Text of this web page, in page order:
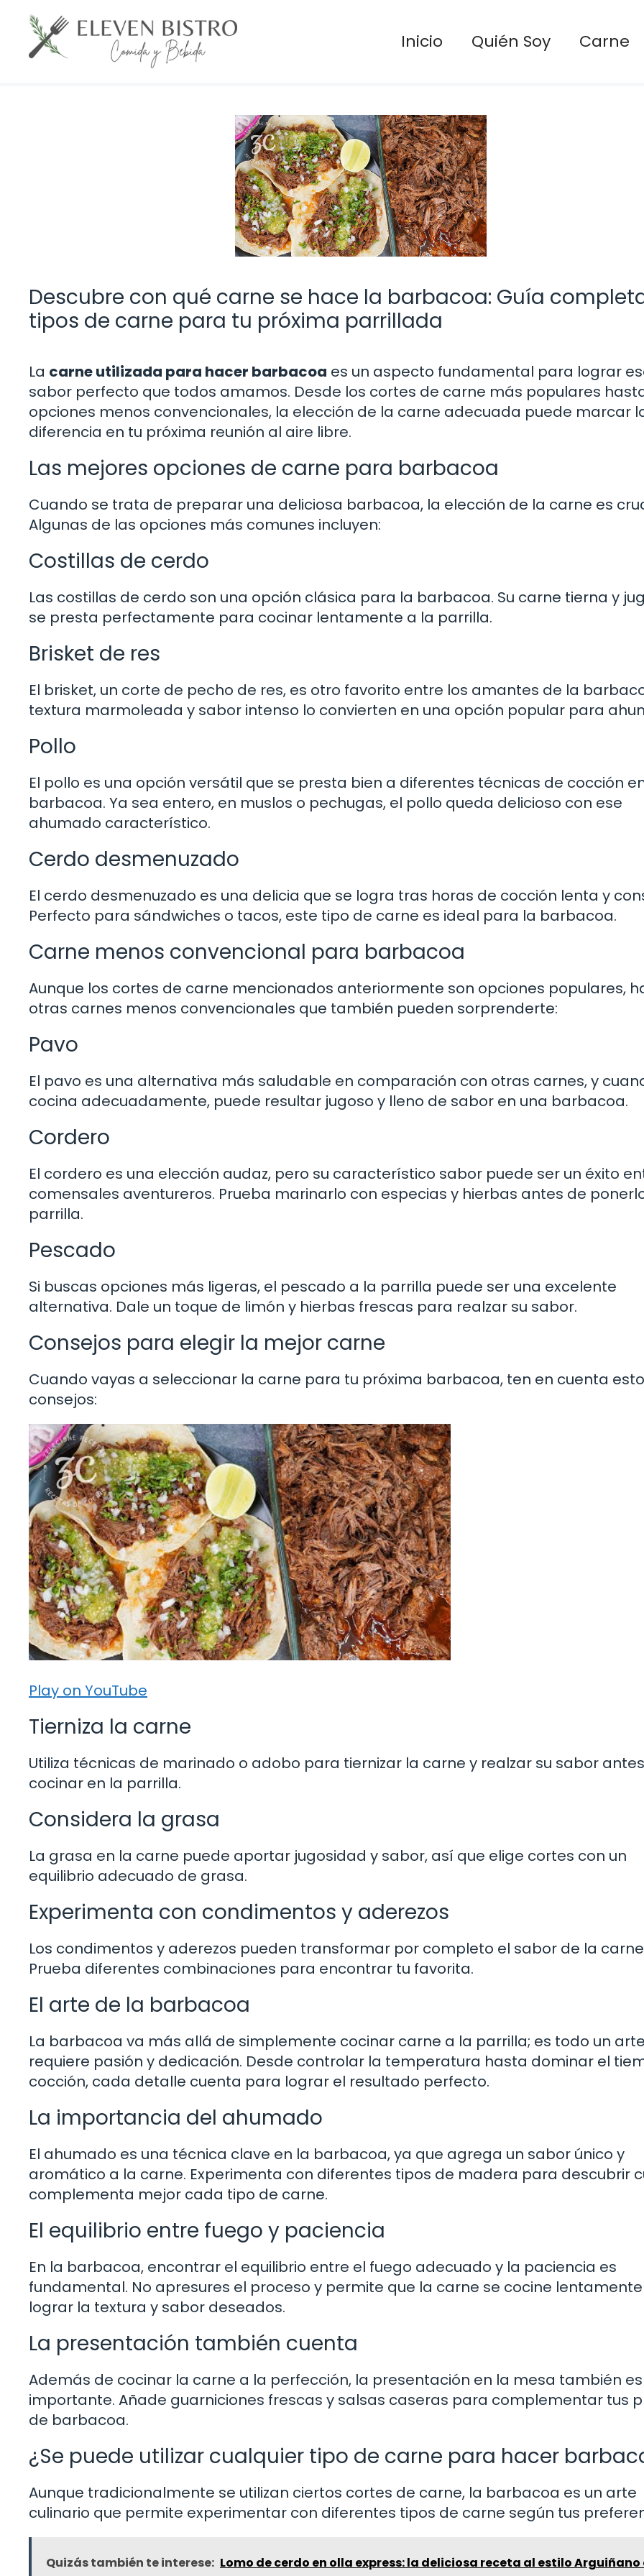
Saltar
contenido
Inicio Quién Soy Carne
Descubre con qué carne se hace la barbacoa: Guía
tipos de carne para tu próxima parrillada
La carne utilizada para hacer barbacoa es un aspecto fundamental para lograr
sabor perfecto que todos amamos. Desde los cortes de carne más populares
opciones menos convencionales, la elección de la carne adecuada puede marcar
diferencia en tu próxima reunión al aire libre.
Las mejores opciones de carne para barbacoa
Cuando se trata de preparar una deliciosa barbacoa, la elección de la carne es
Algunas de las opciones más comunes incluyen:
Costillas de cerdo
Las costillas de cerdo son una opción clásica para la barbacoa. Su carne tierna y
se presta perfectamente para cocinar lentamente a la parrilla.
Brisket de res
El brisket, un corte de pecho de res, es otro favorito entre los amantes de la
textura marmoleada y sabor intenso lo convierten en una opción popular para
Pollo
El pollo es una opción versátil que se presta bien a diferentes técnicas de cocción
barbacoa. Ya sea entero, en muslos o pechugas, el pollo queda delicioso con ese
ahumado característico.
Cerdo desmenuzado
El cerdo desmenuzado es una delicia que se logra tras horas de cocción lenta y
Perfecto para sándwiches o tacos, este tipo de carne es ideal para la barbacoa.
Carne menos convencional para barbacoa
Aunque los cortes de carne mencionados anteriormente son opciones populares,
otras carnes menos convencionales que también pueden sorprenderte:
Pavo
El pavo es una alternativa más saludable en comparación con otras carnes, y
cocina adecuadamente, puede resultar jugoso y lleno de sabor en una barbacoa.
Cordero
El cordero es una elección audaz, pero su característico sabor puede ser un éxito
comensales aventureros. Prueba marinarlo con especias y hierbas antes de
parrilla.
Pescado
Si buscas opciones más ligeras, el pescado a la parrilla puede ser una excelente
alternativa. Dale un toque de limón y hierbas frescas para realzar su sabor.
Consejos para elegir la mejor carne
Cuando vayas a seleccionar la carne para tu próxima barbacoa, ten en cuenta
consejos:
Play on YouTube
Tierniza la carne
Utiliza técnicas de marinado o adobo para tiernizar la carne y realzar su sabor
cocinar en la parrilla.
Considera la grasa
La grasa en la carne puede aportar jugosidad y sabor, así que elige cortes con un
equilibrio adecuado de grasa.
Experimenta con condimentos y aderezos
Los condimentos y aderezos pueden transformar por completo el sabor de la
Prueba diferentes combinaciones para encontrar tu favorita.
El arte de la barbacoa
La barbacoa va más allá de simplemente cocinar carne a la parrilla; es todo un
requiere pasión y dedicación. Desde controlar la temperatura hasta dominar el
cocción, cada detalle cuenta para lograr el resultado perfecto.
La importancia del ahumado
El ahumado es una técnica clave en la barbacoa, ya que agrega un sabor único y
aromático a la carne. Experimenta con diferentes tipos de madera para descubrir
complementa mejor cada tipo de carne.
El equilibrio entre fuego y paciencia
En la barbacoa, encontrar el equilibrio entre el fuego adecuado y la paciencia es
fundamental. No apresures el proceso y permite que la carne se cocine
lograr la textura y sabor deseados.
La presentación también cuenta
Además de cocinar la carne a la perfección, la presentación en la mesa también es
importante. Añade guarniciones frescas y salsas caseras para complementar tus
de barbacoa.
¿Se puede utilizar cualquier tipo de carne para hacer
Aunque tradicionalmente se utilizan ciertos cortes de carne, la barbacoa es un arte
culinario que permite experimentar con diferentes tipos de carne según tus
Quizás también te interese: Lomo de cerdo en olla express: la deliciosa receta al estilo Arguiñano